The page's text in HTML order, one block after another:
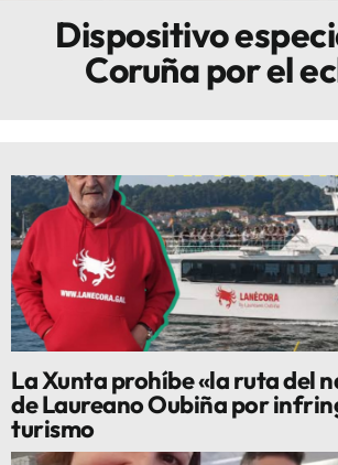
Innova
Dispositivo
Coruña por el
La Xunta prohíbe «la ruta del
de Laureano Oubiña por
turismo